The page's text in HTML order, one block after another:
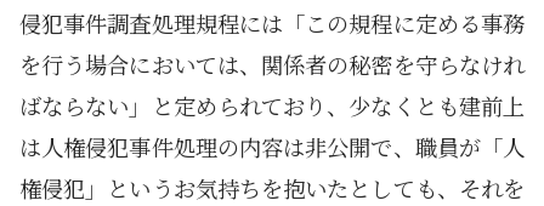
侵犯事件調査処理規程には「この規程に定める事務
を行う場合においては、関係者の秘密を守らなけれ
ばならない」と定められており、少なくとも建前上
は人権侵犯事件処理の内容は非公開で、職員が「人
権侵犯」というお気持ちを抱いたとしても、それを